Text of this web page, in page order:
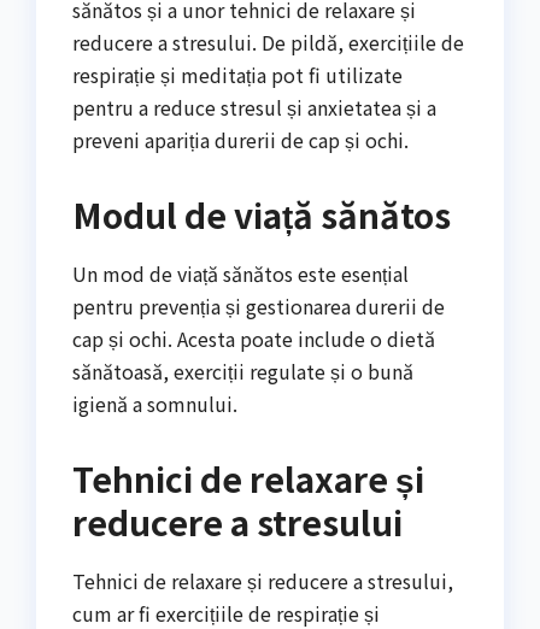
sănătos și a unor tehnici de relaxare și
reducere a stresului. De pildă, exercițiile de
respirație și meditația pot fi utilizate
pentru a reduce stresul și anxietatea și a
preveni apariția durerii de cap și ochi.
Modul de viață sănătos
Un mod de viață sănătos este esențial
pentru prevenția și gestionarea durerii de
cap și ochi. Acesta poate include o dietă
sănătoasă, exerciții regulate și o bună
igienă a somnului.
Tehnici de relaxare și
reducere a stresului
Tehnici de relaxare și reducere a stresului,
cum ar fi exercițiile de respirație și